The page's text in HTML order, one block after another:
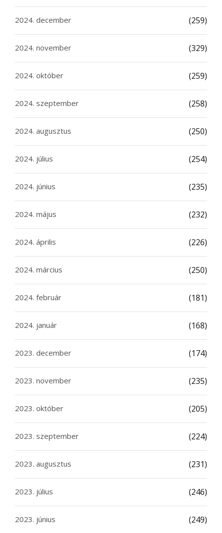
2024. december (259)
2024. november (329)
2024. október (259)
2024. szeptember (258)
2024. augusztus (250)
2024. július (254)
2024. június (235)
2024. május (232)
2024. április (226)
2024. március (250)
2024. február (181)
2024. január (168)
2023. december (174)
2023. november (235)
2023. október (205)
2023. szeptember (224)
2023. augusztus (231)
2023. július (246)
2023. június (249)